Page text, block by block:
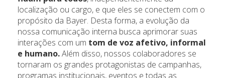
localização ou cargo, e que eles se conectem com o
propósito da Bayer. Desta forma, a evolução da
nossa comunicação interna busca aprimorar suas
interações com um tom de voz afetivo, informal
e humano.Além disso, nossos colaboradores se
tornaram os grandes protagonistas de campanhas,
programas institucionais, eventos e todas as